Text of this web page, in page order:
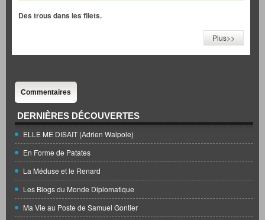
Des trous dans les filets.
Plus>>
Commentaires
DERNIÈRES DÉCOUVERTES
ELLE ME DISAIT (Adrien Walpole)
En Forme de Patates
La Méduse et le Renard
Les Blogs du Monde Diplomatique
Ma Vie au Poste de Samuel Gontier